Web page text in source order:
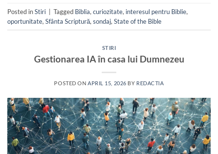
Posted inStiri Tagged Biblia, curiozitate, interesul pentru Biblie,
oportunitate, Sfânta Scriptură, sondaj, State of the Bible
STIRI
Gestionarea IA în casa lui Dumnezeu
POSTED ONAPRIL 15, 2026 BY REDACTIA